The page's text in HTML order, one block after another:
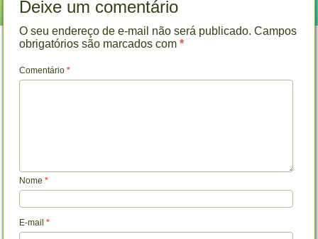
Deixe um comentário
O seu endereço de e-mail não será publicado. Campos
obrigatórios são marcados com*
Comentário*
Nome*
E-mail*